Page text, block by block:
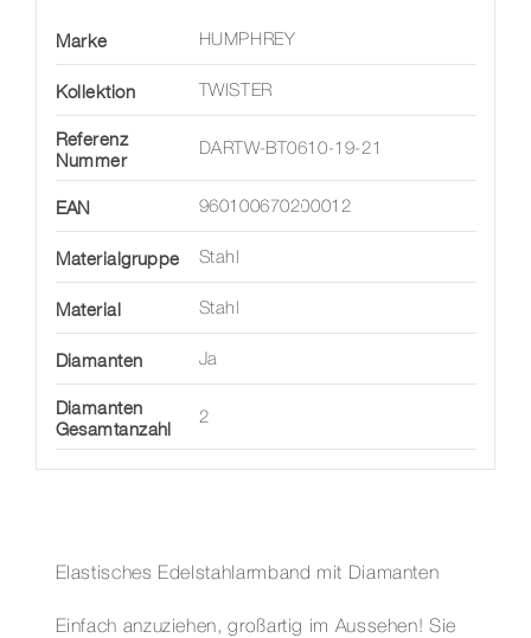
Marke HUMPHREY
Kollektion TWISTER
Referenz
Nummer
DARTW-BT0610-19-21
EAN 960100670200012
Materialgruppe Stahl
Material Stahl
Diamanten Ja
Diamanten
Gesamtanzahl
2
Elastisches Edelstahlarmband mit Diamanten
Einfach anzuziehen, großartig im Aussehen! Sie